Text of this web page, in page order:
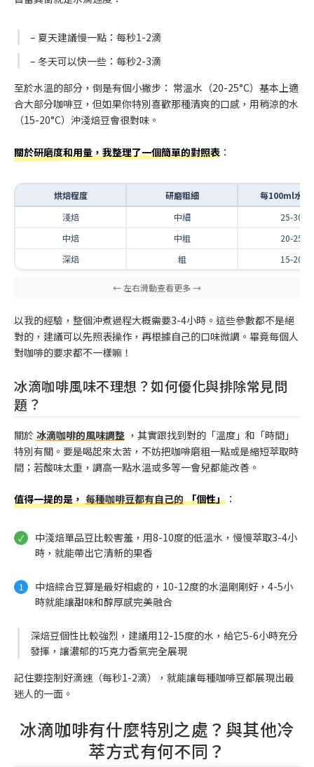
– 夏天建議慢一點：每秒1-2滴
– 冬天可以快一些：每秒2-3滴
至於水溫的部分，倒是有個小撇步： 常溫水（20-25°C）基本上適
合大部分咖啡豆，但如果你特別喜歡那種清爽的口感，用稍涼的水
（15-20°C）沖淺焙豆會很對味。
關於研磨度和用量，我整理了一個簡單的對照表 ：
烘焙程度 研磨粗細
每100ml水的
淺焙
中細
25-30g
中焙
中粗
20-25g
深焙
粗 15-20g
以我的經驗，整個沖煮過程大概需要3-4小時。這些參數都不是絕
對的，建議可以先照表操作，再根據自己的口味微調。畢竟每個人
對咖啡的要求都不一樣嘛！
冰滴咖啡風味不理想？如何優化與排除常見問
題？
關於 冰滴咖啡的風味調整 ，其實跟找到對的「溫度」和「時間」
特別有關。要是喝起來太苦，不妨把咖啡磨粗一點或是縮短萃取時
間；若酸味太重，調高一點水溫或多等一會兒都能改善。
值得一提的是， 每種咖啡豆都有自己的 「個性」 ：
中淺焙單品豆比較害羞，用8-10度的低溫水，慢慢萃取3-4小
時，就能帶出它清新的果香
中焙綜合豆算是最好相處的，10-12度的水溫剛剛好，4-5小
時就能讓甜味和醇厚感完美融合
深焙豆個性比較強烈，建議用12-15度的水，給它5-6小時充分
發揮，讓濃郁的巧克力香氣完全展現
記住要控制好滴速（每秒1-2滴），就能讓每種咖啡豆都展現出最
迷人的一面。
冰滴咖啡有什麼特別之處？與其他冷
萃方式有何不同？